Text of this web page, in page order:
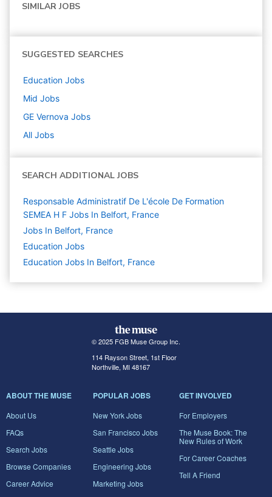
SIMILAR JOBS
SUGGESTED SEARCHES
Education Jobs
Mid Jobs
GE Vernova Jobs
All Jobs
SEARCH ADDITIONAL JOBS
Responsable Administratif De L'école De Formation
SEMEA H F Jobs In Belfort, France
Jobs In Belfort, France
Education Jobs
Education Jobs In Belfort, France
© 2025 FGB Muse Group Inc.
114 Rayson Street, 1st Floor
Northville, MI 48167
ABOUT THE MUSE
About Us
FAQs
Search Jobs
Browse Companies
Career Advice
POPULAR JOBS
New York Jobs
San Francisco Jobs
Seattle Jobs
Engineering Jobs
Marketing Jobs
GET INVOLVED
For Employers
The Muse Book: The
New Rules of Work
For Career Coaches
Tell A Friend